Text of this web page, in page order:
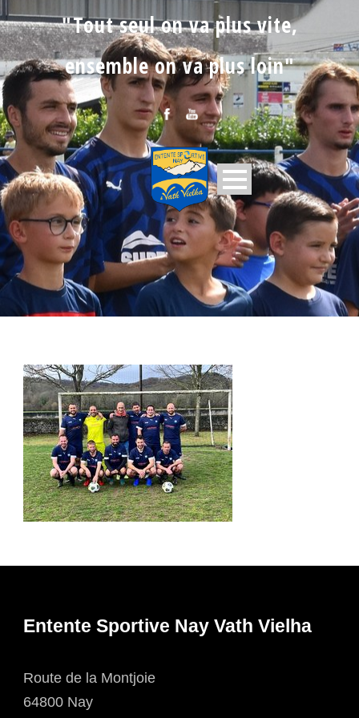
"Tout seul on va plus vite,
ensemble on va plus loin"
Entente Sportive Nay Vath Vielha
Route de la Montjoie
64800 Nay